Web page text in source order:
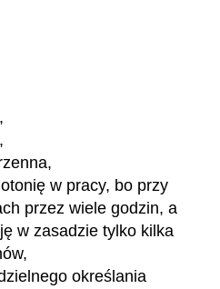
w pracy, bo przy
przez wiele godzin, a
w zasadzie tylko kilka
określania